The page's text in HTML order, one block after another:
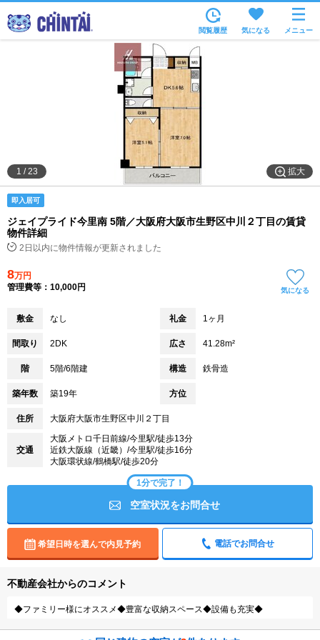
沿線・駅から
住所から
家賃相場から
通勤通学時間から
物件特集から
不動産会社から
閲覧履歴 気になる メニュー
拡大
1 /23
即入居可
ジェイプライド今里南 5階／大阪府大阪市生野区中川２丁目の賃貸
物件詳細
2日以内に物件情報が更新されました
8万円
管理費等：10,000円
気になる
敷金 なし 礼金 1ヶ月
間取り 2DK 広さ 41.28m²
階 5階/6階建 構造 鉄骨造
築年数 築19年 方位
住所 大阪府大阪市生野区中川２丁目
交通
大阪メトロ千日前線/今里駅/徒歩13分
近鉄大阪線（近畿）/今里駅/徒歩16分
大阪環状線/鶴橋駅/徒歩20分
1分で完了！
空室状況をお問合せ
希望日時を選んで内見予約 電話でお問合せ
不動産会社からのコメント
◆ファミリー様にオススメ◆豊富な収納スペース◆設備も充実◆